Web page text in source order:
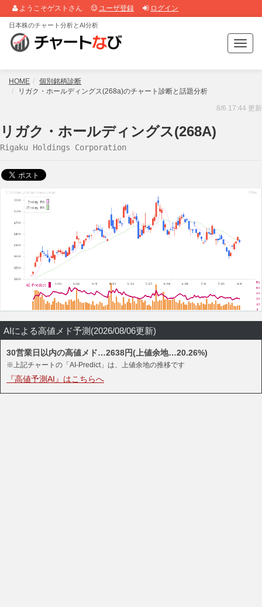
ようこそゲストさん ユーザ登録 ログイン
T
o
g
日本株のチャート分析とAI分析
HOME
個別銘柄診断
リガク・ホールディングス(268a)のチャート診断と話題分析
8/6 17:44 更新
リガク・ホールディングス(268A)
Rigaku Holdings Corporation
AIによる高値メド予測(2026/08/06更新)
30営業日以内の高値メド…2638円(上値余地…20.26%)
※上記チャートの「AI-Predict」は、上値余地の推移です
『高値予測AI』はこちらへ